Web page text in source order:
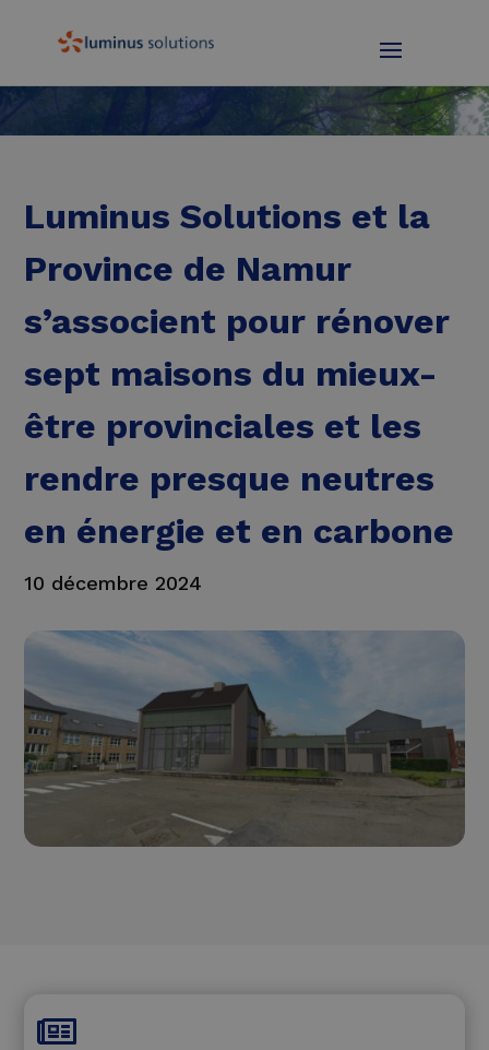
Luminus Solutions et la
Province de Namur
s’associent pour rénover
sept maisons du mieux-
être provinciales et les
rendre presque neutres
en énergie et en carbone
10 décembre 2024
